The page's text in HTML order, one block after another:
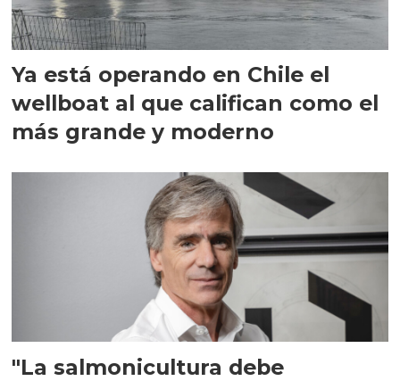
Ya está operando en Chile el
wellboat al que califican como el
más grande y moderno
"La salmonicultura debe